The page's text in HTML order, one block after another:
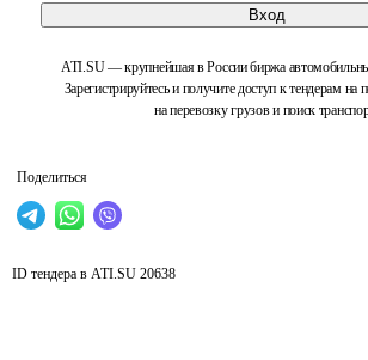
Вход
ATI.SU — крупнейшая в России биржа
Зарегистрируйтесь и получите доступ к тендерам на
на перевозку грузов и поиск
Поделиться
ID тендера в ATI.SU 20638